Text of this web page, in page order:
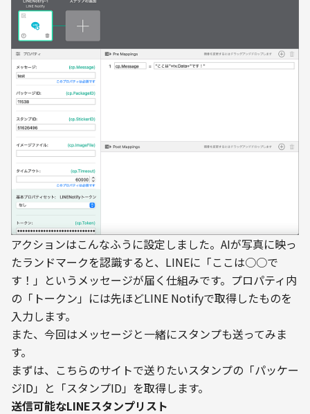
アクションはこんなふうに設定しました。AIが写真に映っ
たランドマークを認識すると、LINEに「ここは○○で
す！」というメッセージが届く仕組みです。プロパティ内
の「トークン」には先ほどLINE Notifyで取得したものを
入力します。
また、今回はメッセージと一緒にスタンプも送ってみま
す。
まずは、こちらのサイトで送りたいスタンプの「パッケー
ジID」と「スタンプID」を取得します。